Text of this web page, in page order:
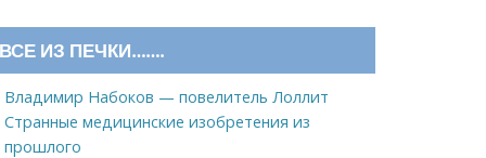
ВСЕ ИЗ ПЕЧКИ…….
Владимир Набоков — повелитель Лоллит
Странные медицинские изобретения из
прошлого